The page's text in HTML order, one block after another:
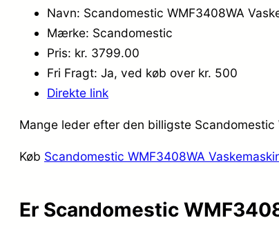
Navn: Scandomestic WMF3408WA
Mærke: Scandomestic
Pris: kr. 3799.00
Fri Fragt: Ja, ved køb over kr. 500
Direkte link
Mange leder efter den billigste
Køb Scandomestic WMF3408WA
Er Scandomestic